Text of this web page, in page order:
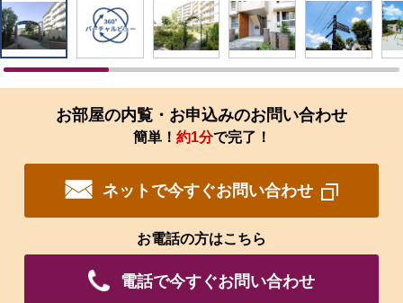
像
を
ク
リ
す
拡
大
さ
像
を
ク
リ
拡
お部屋の内覧・お申込みのお問い合わせ
簡単！ 約1分で完了！
ネットで今すぐお問い合わせ
お電話の方はこちら
電話で今すぐお問い合わせ